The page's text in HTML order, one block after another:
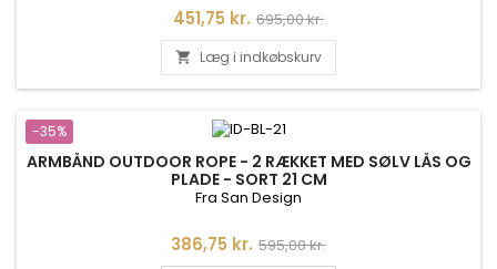
Pris
451,75 kr. Normalpris
695,00 kr.
 Læg i indkøbskurv
-35%
ARMBÅND OUTDOOR ROPE - 2 RÆKKET MED SØLV LÅS OG
PLADE - SORT 21 CM
Fra San Design
Pris
386,75 kr. Normalpris
595,00 kr.